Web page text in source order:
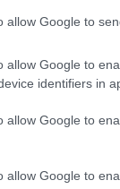
allow Google to
allow Google to
identifiers in
allow Google to
allow Google to
PIACOK
Élesedik a
nyakában
Kis híján beérte a
forintot tett ki.